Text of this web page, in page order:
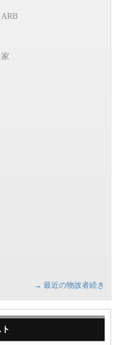
→ 最近の物故者続き